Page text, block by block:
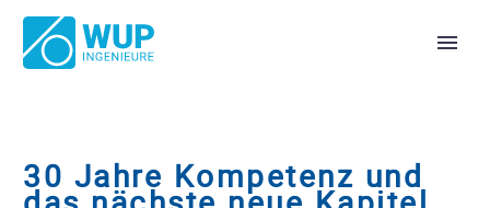
30 Jahre Kompetenz und